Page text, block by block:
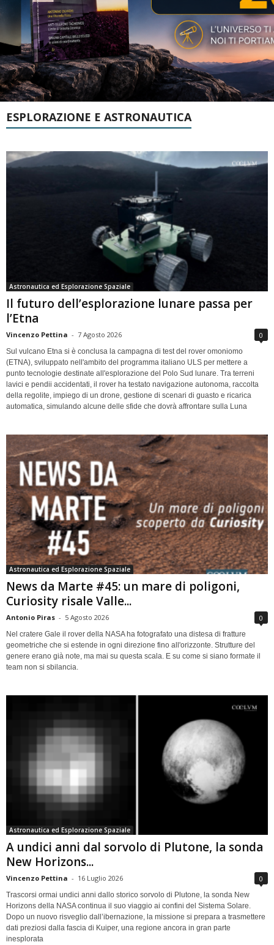
ESPLORAZIONE E ASTRONAUTICA
Astronautica ed Esplorazione Spaziale
Il futuro dell’esplorazione lunare passa per
l’Etna
Vincenzo Pettina - 7 Agosto 2026 0
Sul vulcano Etna si è conclusa la campagna di test del rover omoniomo
(ETNA), sviluppato nell'ambito del programma italiano ULS per mettere a
punto tecnologie destinate all'esplorazione del Polo Sud lunare. Tra terreni
lavici e pendii accidentati, il rover ha testato navigazione autonoma, raccolta
della regolite, impiego di un drone, gestione di scenari di guasto e ricarica
automatica, simulando alcune delle sfide che dovrà affrontare sulla Luna
Astronautica ed Esplorazione Spaziale
News da Marte #45: un mare di poligoni,
Curiosity risale Valle...
Antonio Piras - 5 Agosto 2026 0
Nel cratere Gale il rover della NASA ha fotografato una distesa di fratture
geometriche che si estende in ogni direzione fino all'orizzonte. Strutture del
genere erano già note, ma mai su questa scala. E su come si siano formate il
team non si sbilancia.
Astronautica ed Esplorazione Spaziale
A undici anni dal sorvolo di Plutone, la sonda
New Horizons...
Vincenzo Pettina - 16 Luglio 2026 0
Trascorsi ormai undici anni dallo storico sorvolo di Plutone, la sonda New
Horizons della NASA continua il suo viaggio ai confini del Sistema Solare.
Dopo un nuovo risveglio dall’ibernazione, la missione si prepara a trasmettere
dati preziosi dalla fascia di Kuiper, una regione ancora in gran parte
inesplorata